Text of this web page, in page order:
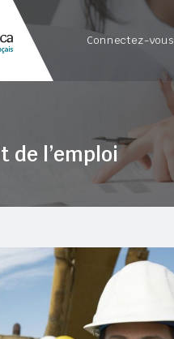
Connectez-vous
de l’emploi